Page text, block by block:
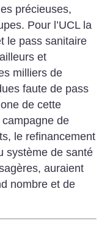
précieuses,
Pour l’UCL la
le pass sanitaire
et
milliers de
faute de pass
de cette
de
le refinancement
système de santé
auraient
nombre et de